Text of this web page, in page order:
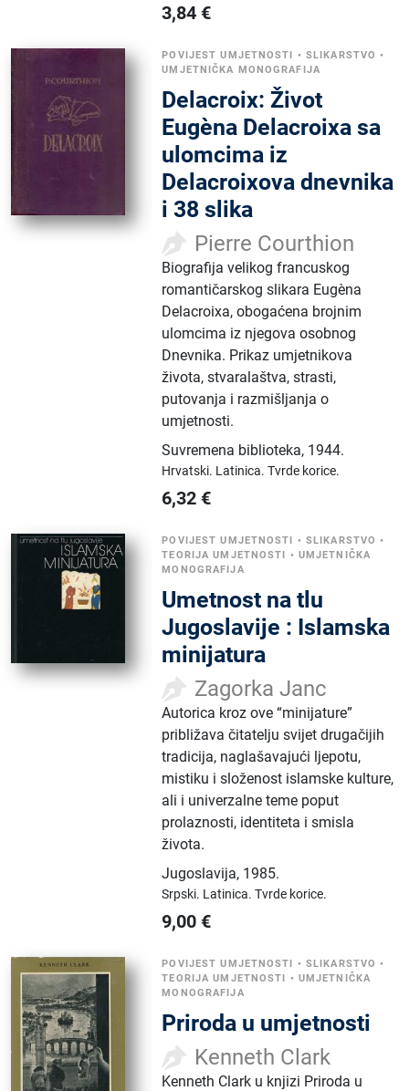
3,84 €
POVIJEST UMJETNOSTI • SLIKARSTVO •
UMJETNIČKA MONOGRAFIJA
Delacroix: Život
Eugèna Delacroixa sa
ulomcima iz
Delacroixova dnevnika
i 38 slika
Pierre Courthion
Biografija velikog francuskog
romantičarskog slikara Eugèna
Delacroixa, obogaćena brojnim
ulomcima iz njegova osobnog
Dnevnika. Prikaz umjetnikova
života, stvaralaštva, strasti,
putovanja i razmišljanja o
umjetnosti.
Suvremena biblioteka, 1944.
Hrvatski. Latinica.Tvrde korice.
6,32 €
POVIJEST UMJETNOSTI • SLIKARSTVO •
TEORIJA UMJETNOSTI • UMJETNIČKA
MONOGRAFIJA
Umetnost na tlu
Jugoslavije : Islamska
minijatura
Zagorka Janc
Autorica kroz ove “minijature”
približava čitatelju svijet drugačijih
tradicija, naglašavajući ljepotu,
mistiku i složenost islamske kulture,
ali i univerzalne teme poput
prolaznosti, identiteta i smisla
života.
Jugoslavija, 1985.
Srpski. Latinica.Tvrde korice.
9,00 €
POVIJEST UMJETNOSTI • SLIKARSTVO •
TEORIJA UMJETNOSTI • UMJETNIČKA
MONOGRAFIJA
Priroda u umjetnosti
Kenneth Clark
Kenneth Clark u knjizi Priroda u